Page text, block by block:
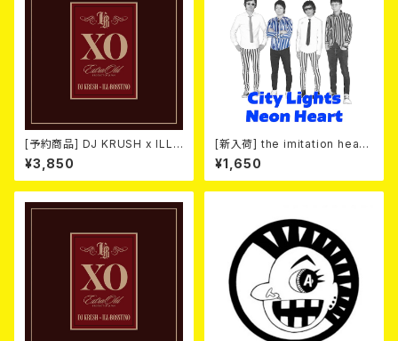
[予約商品] DJ KRUSH x ILL-
BOSSTINO / XO (CD)(通常
盤) 2026年8月5日発売！
¥3,850
[新入荷] the imitation heart
s / City Lights Neon Heart
(7"EP)
¥1,650